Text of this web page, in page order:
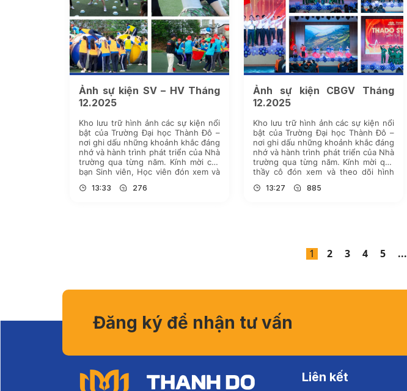
Ảnh sự kiện SV – HV Tháng
12.2025
Kho lưu trữ hình ảnh các sự kiện nổi
bật của Trường Đại học Thành Đô –
nơi ghi dấu những khoảnh khắc đáng
nhớ và hành trình phát triển của Nhà
trường qua từng năm. Kính mời các
bạn Sinh viên, Học viên đón xem và
vào […]
13:33 276
Ảnh sự kiện CBGV Tháng
12.2025
Kho lưu trữ hình ảnh các sự kiện nổi
bật của Trường Đại học Thành Đô –
nơi ghi dấu những khoảnh khắc đáng
nhớ và hành trình phát triển của Nhà
trường qua từng năm. Kính mời quý
thầy cô đón xem và theo dõi hình
tên […]
13:27 885
1 2 3 4 5 ...
Liên kết
Đăng ký để nhận tư vấn